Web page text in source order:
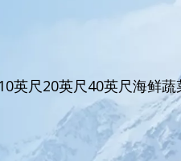
英尺20英尺40英尺海鲜